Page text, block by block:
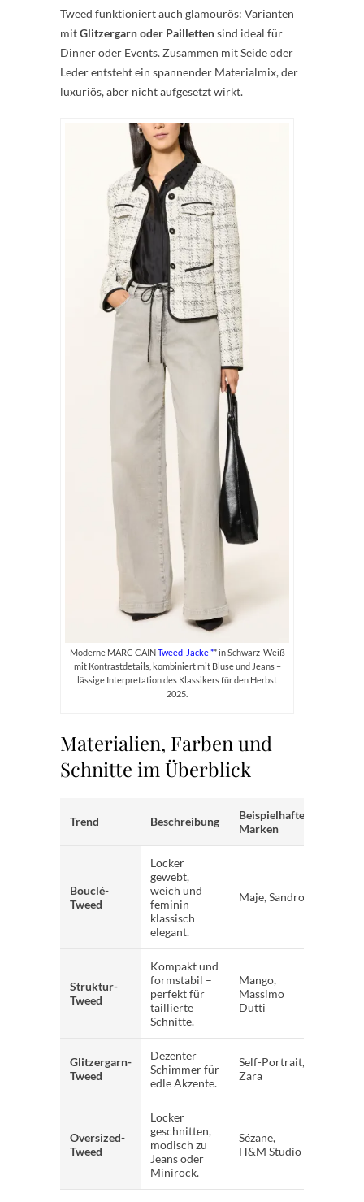
Tweed funktioniert auch glamourös: Varianten
mitGlitzergarn oder Paillettensind ideal für
Dinner oder Events. Zusammen mit Seide oder
Leder entsteht ein spannender Materialmix, der
luxuriös, aber nicht aufgesetzt wirkt.
Moderne MARC CAINTweed-Jacke * in Schwarz-Weiß
mit Kontrastdetails, kombiniert mit Bluse und Jeans –
lässige Interpretation des Klassikers für den Herbst
2025.
Materialien, Farben und
Schnitte im Überblick
Trend Beschreibung
Beispielhafte
Marken
Bouclé-
Tweed
Locker
gewebt,
weich und
feminin –
klassisch
elegant.
Maje, Sandro
Struktur-
Tweed
Kompakt und
formstabil –
perfekt für
taillierte
Schnitte.
Mango,
Massimo
Dutti
Glitzergarn-
Tweed
Dezenter
Schimmer für
edle Akzente.
Self-Portrait,
Zara
Oversized-
Tweed
Locker
geschnitten,
modisch zu
Jeans oder
Minirock.
Sézane,
H&M Studio